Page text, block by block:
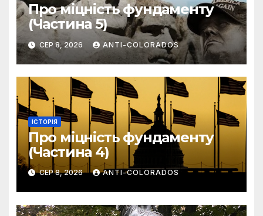
Про міцність фундаменту
(Частина 5)
СЕР 8, 2026 ANTI-COLORADOS
ІСТОРІЯ
Про міцність фундаменту
(Частина 4)
СЕР 8, 2026 ANTI-COLORADOS